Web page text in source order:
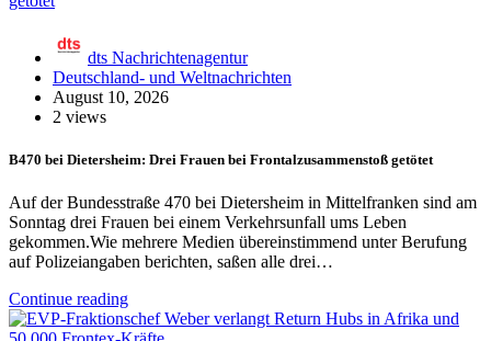
dts Nachrichtenagentur
Deutschland- und Weltnachrichten
August 10, 2026
2 views
B470 bei Dietersheim: Drei Frauen bei Frontalzusammenstoß getötet
Auf der Bundesstraße 470 bei Dietersheim in Mittelfranken sind am
Sonntag drei Frauen bei einem Verkehrsunfall ums Leben
gekommen.Wie mehrere Medien übereinstimmend unter Berufung
auf Polizeiangaben berichten, saßen alle drei…
Continue reading